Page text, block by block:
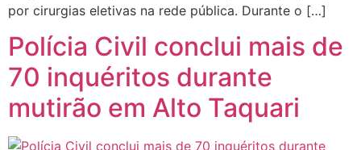
por cirurgias eletivas na rede pública. Durante o […]
Polícia Civil conclui mais de
70 inquéritos durante
mutirão em Alto Taquari